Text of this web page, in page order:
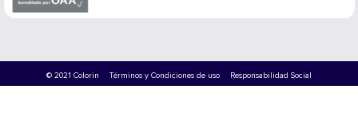
© 2021 Colorin Términos y Condiciones de uso Responsabilidad Social